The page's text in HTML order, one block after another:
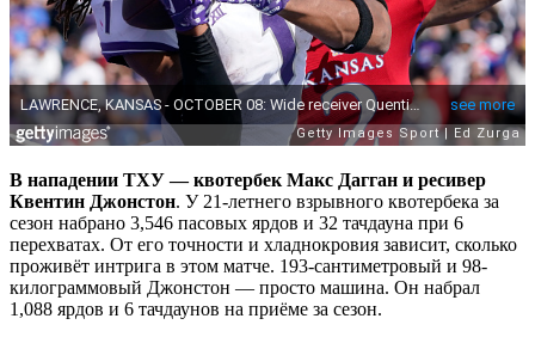
В нападении ТХУ — квотербек Макс Дагган и ресивер
Квентин Джонстон. У 21-летнего взрывного квотербека за
сезон набрано 3,546 пасовых ярдов и 32 тачдауна при 6
перехватах. От его точности и хладнокровия зависит, сколько
проживёт интрига в этом матче. 193-сантиметровый и 98-
килограммовый Джонстон — просто машина. Он набрал
1,088 ярдов и 6 тачдаунов на приёме за сезон.